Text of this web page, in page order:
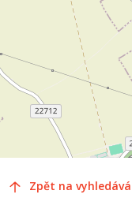
Zpět na